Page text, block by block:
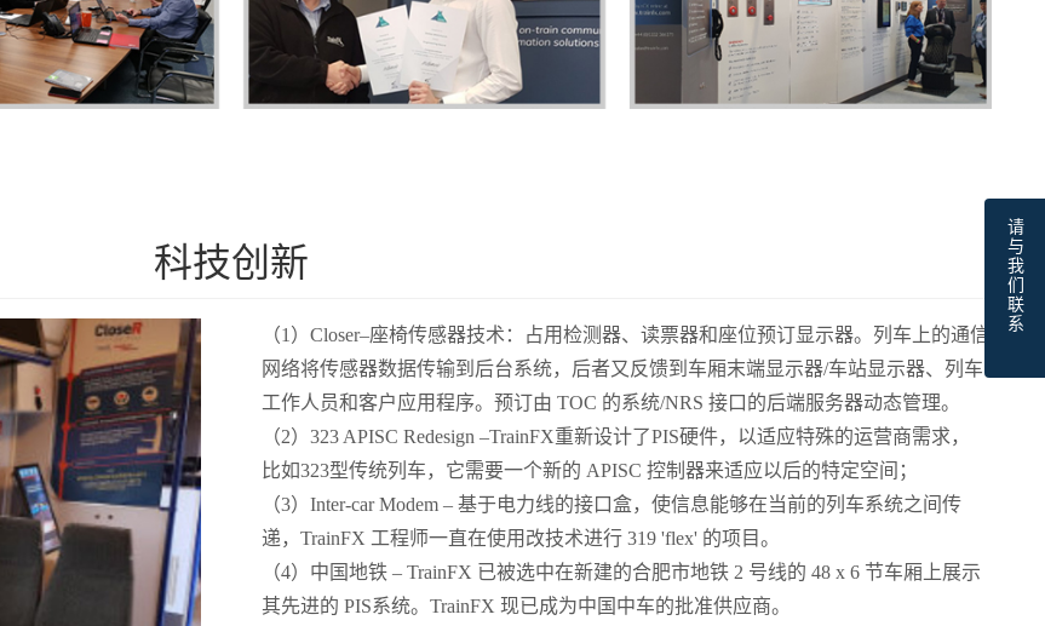
科技创新
（1）Closer–座椅传感器技术：占用检测器、读票器和座位预订显示器。列车上的通信
网络将传感器数据传输到后台系统，后者又反馈到车厢末端显示器/车站显示器、列车
工作人员和客户应用程序。预订由 TOC 的系统/NRS 接口的后端服务器动态管理。
（2）323 APISC Redesign –TrainFX重新设计了PIS硬件，以适应特殊的运营商需求，
比如323型传统列车，它需要一个新的 APISC 控制器来适应以后的特定空间；
（3）Inter-car Modem – 基于电力线的接口盒，使信息能够在当前的列车系统之间传
递，TrainFX 工程师一直在使用改技术进行 319 'flex' 的项目。
（4）中国地铁 – TrainFX 已被选中在新建的合肥市地铁 2 号线的 48 x 6 节车厢上展示
其先进的 PIS系统。TrainFX 现已成为中国中车的批准供应商。
请与我们联系